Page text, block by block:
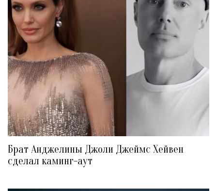
Брат Анджелины Джоли Джеймс Хейвен
сделал каминг-аут